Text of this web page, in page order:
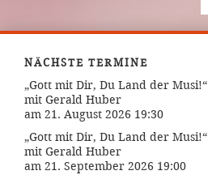
NÄCHSTE TERMINE
„Gott mit Dir, Du Land der Musi!“
mit Gerald Huber
am 21. August 2026 19:30
„Gott mit Dir, Du Land der Musi!“
mit Gerald Huber
am 21. September 2026 19:00